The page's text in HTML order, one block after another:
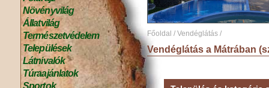
Növényvilág
Állatvilág
Természetvédelem
Települések
Látnivalók
Túraajánlatok
Sportok
Főoldal / Vendéglátás /
Vendéglátás a Mátrában